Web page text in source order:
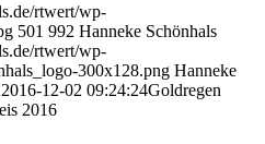
rtwert/wp-
501 992 Hanneke Schönhals
rtwert/wp-
300x128.png Hanneke
2016-12-02 09:24:24Goldregen
2016